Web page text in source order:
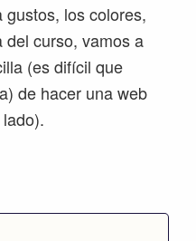
los colores,
del curso, vamos a
(es difícil que
de hacer una web